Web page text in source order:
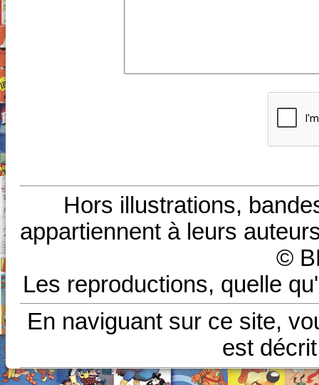
Hors illustrations,
appartiennent à leurs
©
Les reproductions, quelle
En naviguant sur ce site,
est